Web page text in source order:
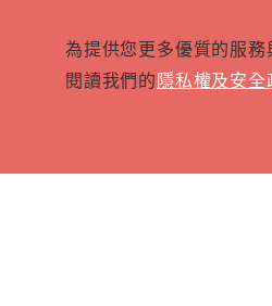
為提供您更多優質的服
閱讀我們的隱私權及安全